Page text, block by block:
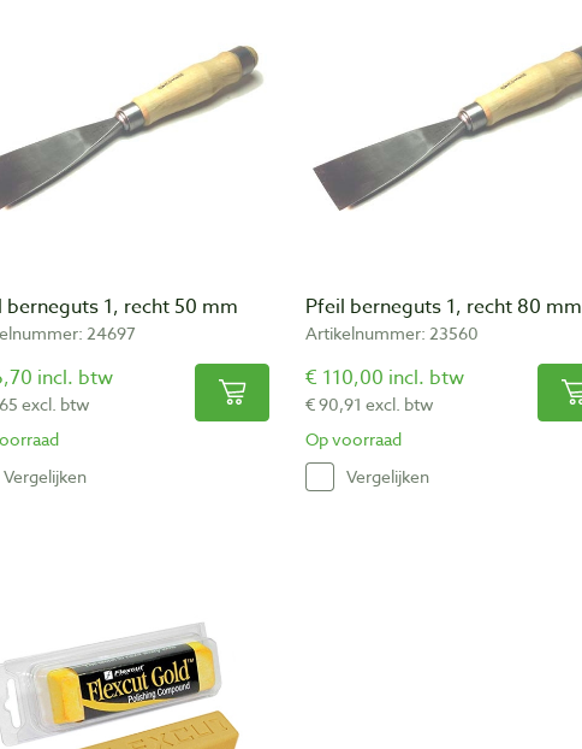
berneguts 1, recht 50 mm
24697
incl. btw
excl. btw
Vergelijken
Pfeil berneguts 1, recht 80 mm
Artikelnummer: 23560
€ 110,00 incl. btw
€ 90,91 excl. btw
Op voorraad
Vergelijken